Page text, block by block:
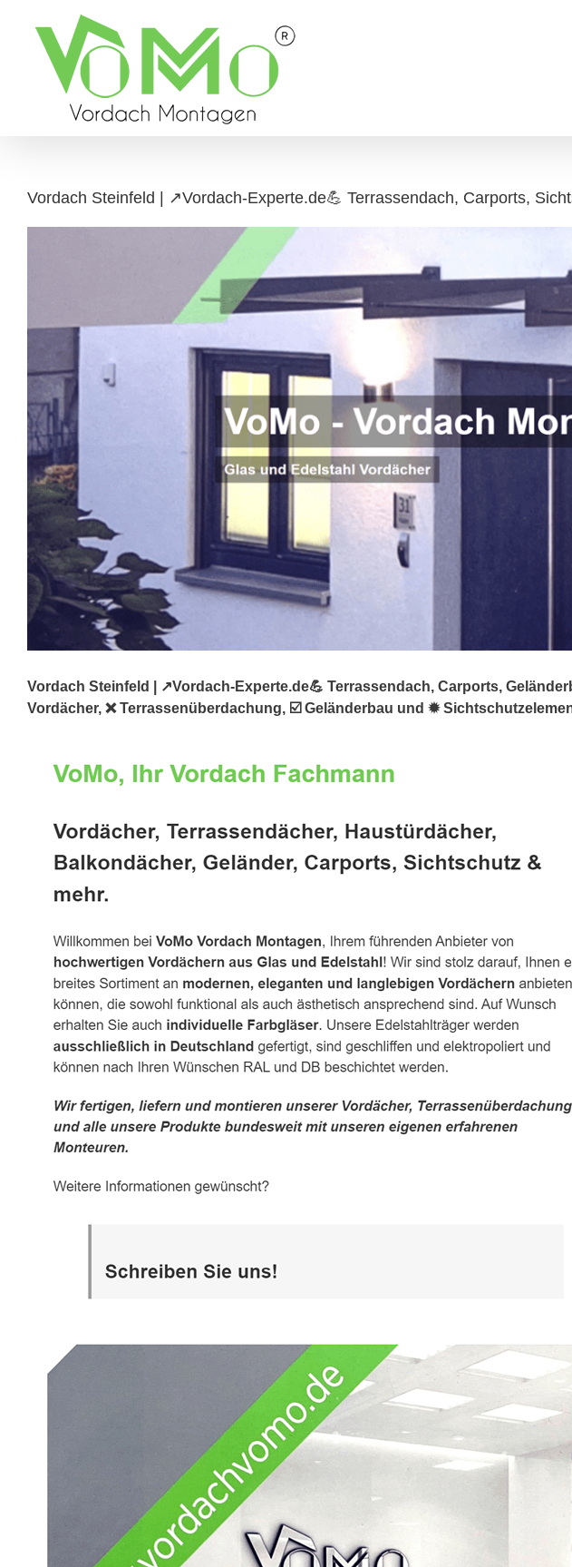
content
Vordach Steinfeld | ↗️Vordach-Experte.de💪 Terrassendach, Carports,
Vordach Steinfeld | ↗️Vordach-Experte.de💪 Terrassendach, Carports,
Vordächer, ❌ Terrassenüberdachung, ☑️ Geländerbau und ✹